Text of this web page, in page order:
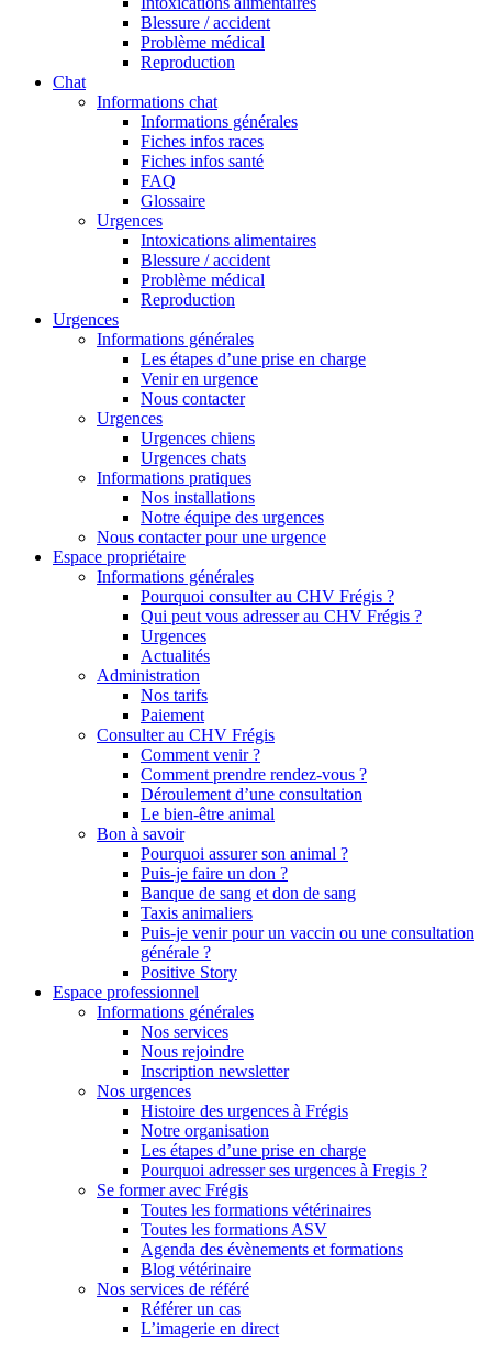
Blessure / accident
Problème médical
Reproduction
Chat
Informations chat
Informations générales
Fiches infos races
Fiches infos santé
FAQ
Glossaire
Urgences
Intoxications alimentaires
Blessure / accident
Problème médical
Reproduction
Urgences
Informations générales
Les étapes d’une prise en charge
Venir en urgence
Nous contacter
Urgences
Urgences chiens
Urgences chats
Informations pratiques
Nos installations
Notre équipe des urgences
Nous contacter pour une urgence
Espace propriétaire
Informations générales
Pourquoi consulter au CHV Frégis ?
Qui peut vous adresser au CHV Frégis ?
Urgences
Actualités
Administration
Nos tarifs
Paiement
Consulter au CHV Frégis
Comment venir ?
Comment prendre rendez-vous ?
Déroulement d’une consultation
Le bien-être animal
Bon à savoir
Pourquoi assurer son animal ?
Puis-je faire un don ?
Banque de sang et don de sang
Taxis animaliers
Puis-je venir pour un vaccin ou une consultation
générale ?
Positive Story
Espace professionnel
Informations générales
Nos services
Nous rejoindre
Inscription newsletter
Nos urgences
Histoire des urgences à Frégis
Notre organisation
Les étapes d’une prise en charge
Pourquoi adresser ses urgences à Fregis ?
Se former avec Frégis
Toutes les formations vétérinaires
Toutes les formations ASV
Agenda des évènements et formations
Blog vétérinaire
Nos services de référé
Référer un cas
L’imagerie en direct